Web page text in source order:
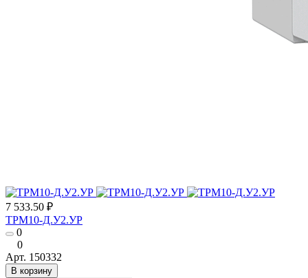
7 533.50 ₽
ТРМ10-Д.У2.УР
0
0
Арт. 150332
В корзину